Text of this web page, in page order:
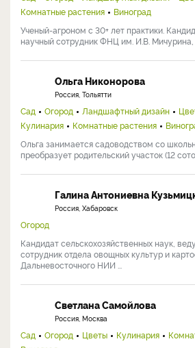
Комнатные растения
Виноград
Ученый-агроном с 30+ лет практики.
научный сотрудник ФНЦ им. И.В. Мичурина, ...
Ольга Никонорова
Россия, Тольятти
Сад Огород Ландшафтный дизайн
Кулинария
Комнатные растения
Ольга занимается садоводством со
преобразует родительский участок (12
Галина Антониевна
Россия, Хабаровск
Огород
Кандидат сельскохозяйственных наук,
сотрудник отдела овощных культур и
Дальневосточного НИИ ...
Светлана Самойлова
Россия, Москва
Сад Огород Цветы Кулинария